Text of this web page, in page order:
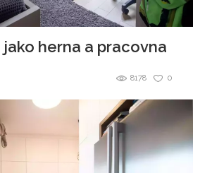
herna a pracovna
0
8178